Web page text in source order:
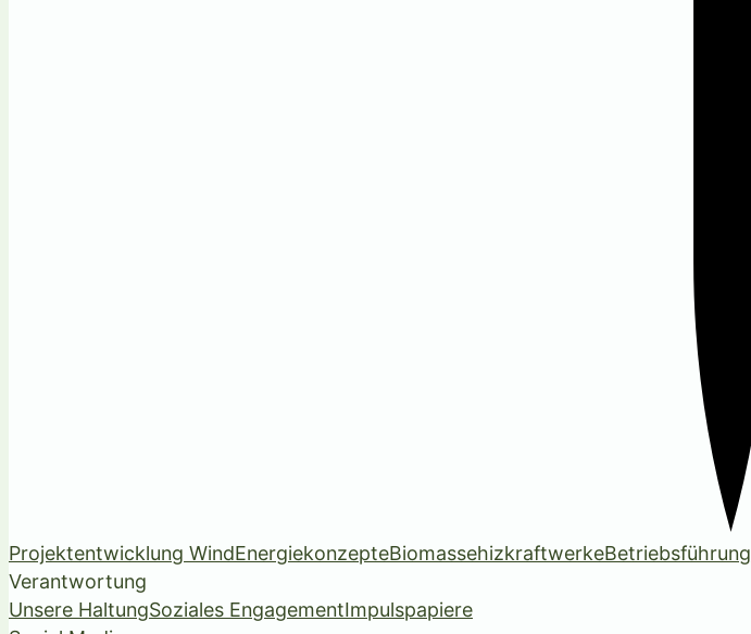
Projektentwicklung WindEnergiekonzepteBiomassehizkraftwerkeBetriebsführung
Verantwortung
Unsere HaltungSoziales EngagementImpulspapiere